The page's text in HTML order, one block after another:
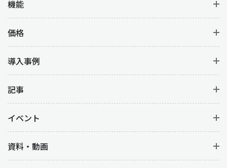
機能
価格
導入事例
記事
イベント
資料・動画